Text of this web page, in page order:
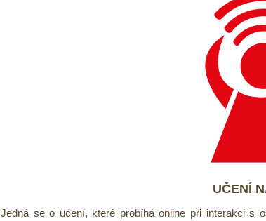
UČENÍ
Jedná se o učení, které probíhá online při interakci s